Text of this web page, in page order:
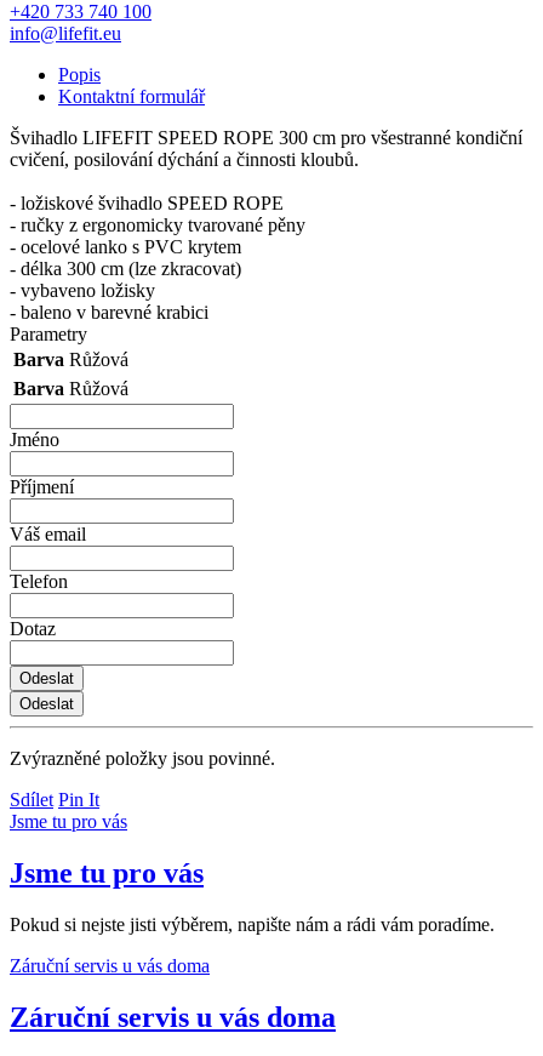
+420 733 740 100
info@lifefit.eu
Popis
Kontaktní formulář
Švihadlo LIFEFIT SPEED ROPE 300 cm pro všestranné kondiční
cvičení, posilování dýchání a činnosti kloubů.
- ložiskové švihadlo SPEED ROPE
- ručky z ergonomicky tvarované pěny
- ocelové lanko s PVC krytem
- délka 300 cm (lze zkracovat)
- vybaveno ložisky
- baleno v barevné krabici
Parametry
Barva Růžová
Barva Růžová
Jméno
Příjmení
Váš email
Telefon
Dotaz
Zvýrazněné položky jsou povinné.
Sdílet Pin It
Jsme tu pro vás
Jsme tu pro vás
Pokud si nejste jisti výběrem, napište nám a rádi vám poradíme.
Záruční servis u vás doma
Záruční servis u vás doma